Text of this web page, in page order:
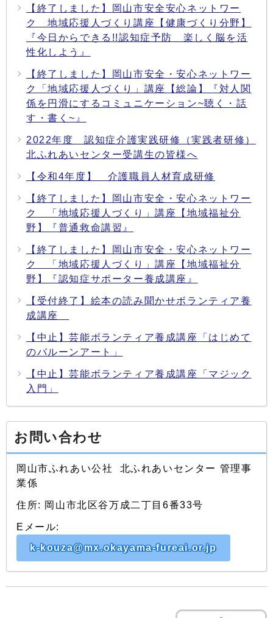
【終了しました】岡山市安全安心ネットワー
ク 地域応援人づくり講座【健康づくり分野】
『今日からできる!!認知症予防 楽しく脳を活
性化しよう』
【終了しました】岡山市安全・安心ネットワー
ク「地域応援人づくり」講座【総論】『対人関
係を円滑にするコミュニケーション~聴く・話
す・書く~』
2022年度 認知症介護実践研修（実践者研修）
北ふれあいセンター受講生の皆様へ
【令和4年度】 介護職員人材育成研修
【終了しました】岡山市安全・安心ネットワー
ク 「地域応援人づくり」講座【地域福祉分
野】『普通救命講習』
【終了しました】岡山市安全・安心ネットワー
ク 「地域応援人づくり」講座【地域福祉分
野】『認知症サポーター養成講座』
【受付終了】絵本の読み聞かせボランティア養
成講座
【中止】芸能ボランティア養成講座「はじめて
のバルーンアート」
【中止】芸能ボランティア養成講座「マジック
入門」
お問い合わせ
岡山市ふれあい公社 北ふれあいセンター 管理事
業係
住所: 岡山市北区谷万成二丁目6番33号
Eメール:
k-kouza@mx.okayama-fureai.or.jp